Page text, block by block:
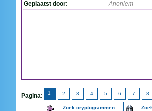
Geplaatst door: Anoniem
Pagina: 1 2 3 4 5 6 7 8
Zoek cryptogrammen